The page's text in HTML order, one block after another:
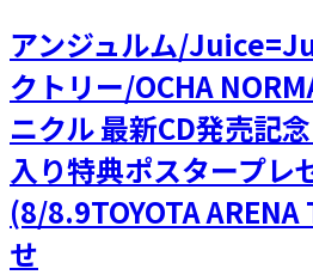
アンジュルム/
クトリー/OCHA
ニクル 最新CD発売記
入り特典ポスタープレ
(8/8.9TOYOTA ARENA
せ